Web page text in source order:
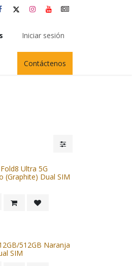
Iniciar sesión
Contáctenos
Ultra 5G
(Graphite) Dual SIM
512GB Naranja
SIM